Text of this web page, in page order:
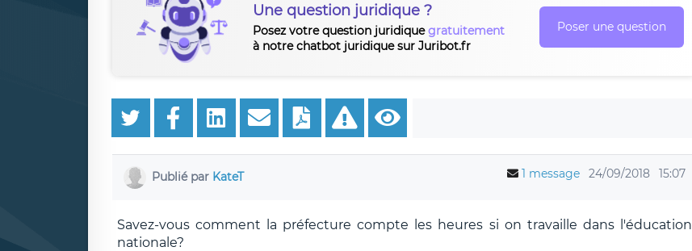
Une question juridique ?
Posez votre question juridiquegratuitement
à notre chatbot juridique sur Juribot.fr
Poser une question
Publié par KateT 1 message 24/09/2018 15:07
Savez-vous comment la préfecture compte les heures si on travaille dans l'éducation
nationale?